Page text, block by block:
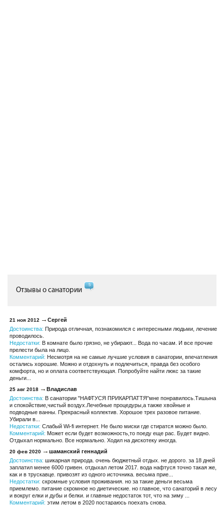
Отзывы о санатории
5
21 ноя 2012
Сергей
Достоинства: Природа отличная, познакомился с интересными людьми, лечение
проводилось.
Недостатки: В комнате было грязно, не убирают... Вода по часам. И все прочие
прелести была на лицо.
Комментарий: Несмотря на не самые лучшие условия в санатории, впечатления
остались хорошие. Можно и отдохнуть и подлечиться, правда без особого
комфорта, но и оплата соответствующая. Попробуйте найти люкс за такие
деньги...
25 авг 2018
Владислав
Достоинства: В санатории "НАФТУСЯ ПРИКАРПАТТЯ"мне понравилось.Тишына
и спокойствие,чистый воздух.Лечебные процедуры,а также хвойные и
подводные ванны. Прекрасный коллектив. Хорошое трех разовое питание.
Убирали в...
Недостатки: Слабый Wi-fi интернет. Не было миски где стиратся можно было.
Комментарий: Может если будет возможность,то поеду еще рас. Будет видно.
Отдыхал нормально. Все нормально. Ходил на дискотеку иногда.
20 фев 2020
шаманский геннадий
Достоинства: шикарная природа. очень бюджетный отдых. не дорого. за 18 дней
заплатил менее 6000 гривен. отдыхал летом 2017. вода нафтуся точно такая же,
как и в трускавце. привозят из одного источника. весьма прие...
Недостатки: скромные условия проживания. но за такие деньги весьма
приемлемо. питание скромное но диетические. но главное, что санаторий в лесу
и вокруг елки и дубы и белки. и главные недостаток тот, что на зиму ...
Комментарий: этим летом в 2020 постараюсь поехать снова.